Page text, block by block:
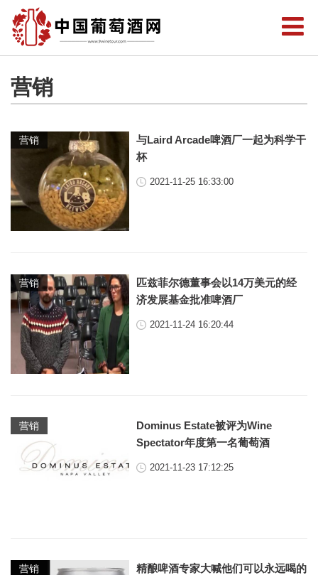
营销
营销
与Laird Arcade啤酒厂一起为科学干
杯
2021-11-25 16:33:00
营销
匹兹菲尔德董事会以14万美元的经
济发展基金批准啤酒厂
2021-11-24 16:20:44
营销
Dominus Estate被评为Wine
Spectator年度第一名葡萄酒
2021-11-23 17:12:25
营销
精酿啤酒专家大喊他们可以永远喝的